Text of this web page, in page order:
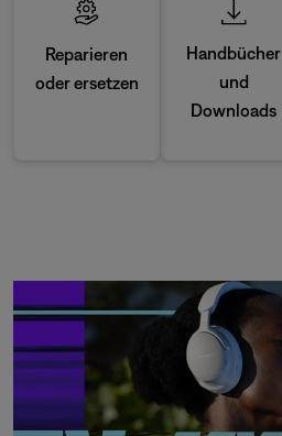
Reparieren
oder ersetzen
Handbücher
und
Downloads